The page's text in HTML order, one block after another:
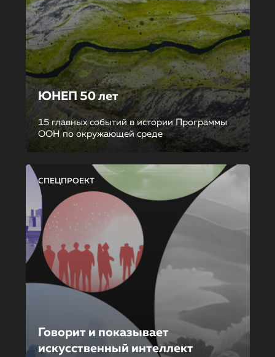
ЮНЕП 50 лет
15 главных событий в истории Программы
ООН по окружающей среде
СПЕЦПРОЕКТ
Говорит и показывает
искусственный интеллект